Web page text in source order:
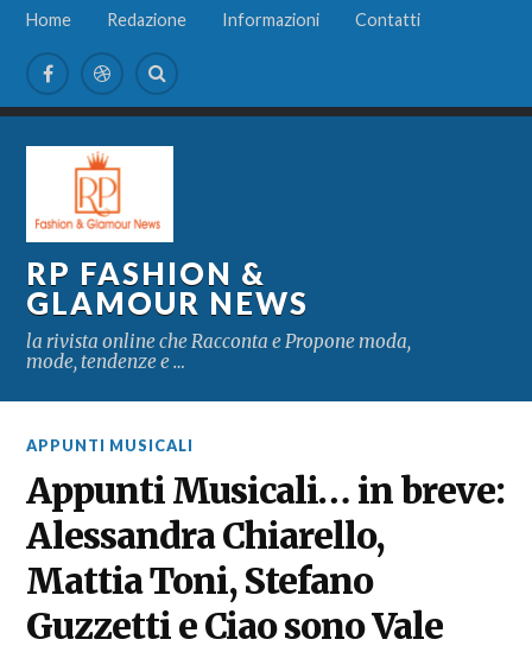
Home Redazione Informazioni Contatti
RP FASHION &
GLAMOUR NEWS
la rivista online che Racconta e Propone moda,
mode, tendenze e …
APPUNTI MUSICALI
Appunti Musicali… in breve:
Alessandra Chiarello,
Mattia Toni, Stefano
Guzzetti e Ciao sono Vale